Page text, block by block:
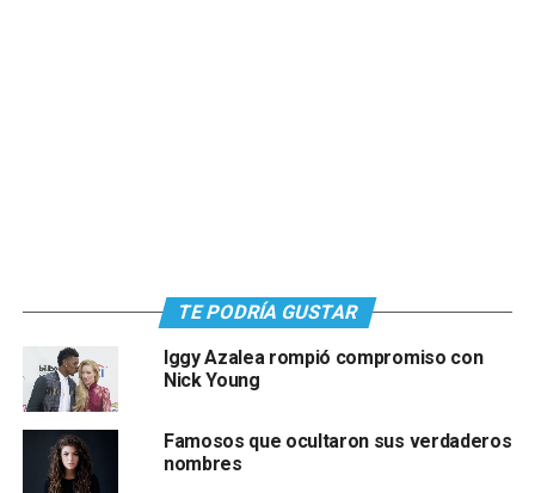
TE PODRÍA GUSTAR
Iggy Azalea rompió compromiso con
Nick Young
Famosos que ocultaron sus verdaderos
nombres